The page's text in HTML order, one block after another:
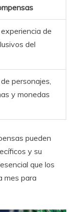
de
del
personajes,
y monedas
pueden
y su
que los
mes para